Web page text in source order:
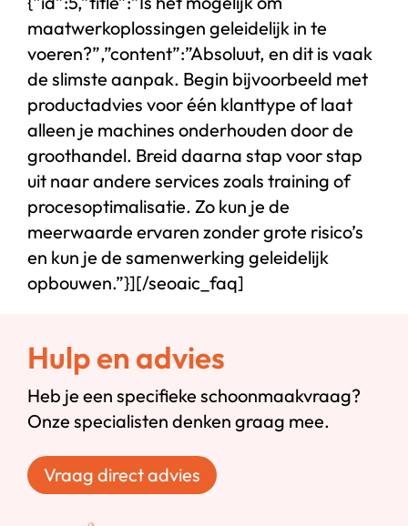
maatwerkoplossingen geleidelijk in te
voeren?”,”content”:”Absoluut, en dit is vaak
de slimste aanpak. Begin bijvoorbeeld met
productadvies voor één klanttype of laat
alleen je machines onderhouden door de
groothandel. Breid daarna stap voor stap
uit naar andere services zoals training of
procesoptimalisatie. Zo kun je de
meerwaarde ervaren zonder grote risico’s
en kun je de samenwerking geleidelijk
opbouwen.”}][/seoaic_faq]
Hulp en advies
Heb je een specifieke schoonmaakvraag?
Onze specialisten denken graag mee.
Vraag direct advies